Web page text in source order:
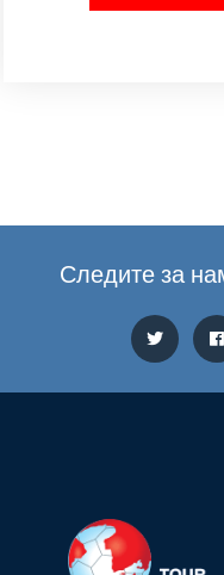
Следите за